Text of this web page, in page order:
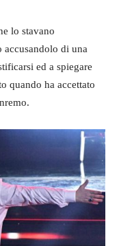
lo stavano
accusandolo di una
ed a spiegare
quando ha accettato